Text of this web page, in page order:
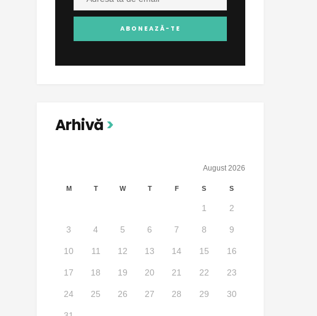
Arhivă
August 2026
M T W T F S S
1 2
3 4 5 6 7 8 9
10 11 12 13 14 15 16
17 18 19 20 21 22 23
24 25 26 27 28 29 30